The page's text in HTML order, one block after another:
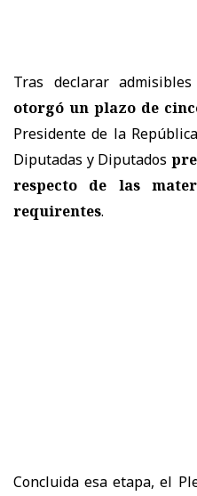
Tras declarar
otorgó un plazo de
Presidente de la
Diputadas y Diputados
respecto de las
requirentes.
Concluida esa etapa, el